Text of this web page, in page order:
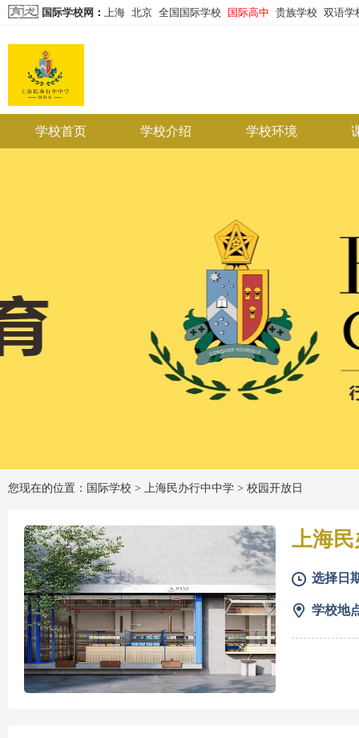
国际学校网 ： 上海 北京 全国国际学校 国际高中 贵族学校 双语学
学校首页 学校介绍 学校环境
您现在的位置：国际学校 > 上海民办行中中学 > 校园开放日
上海
选择日
学校地